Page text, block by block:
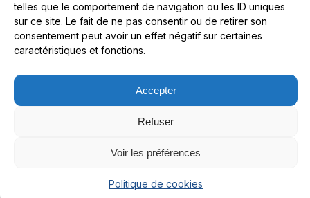
telles que le comportement de navigation ou les ID uniques
sur ce site. Le fait de ne pas consentir ou de retirer son
consentement peut avoir un effet négatif sur certaines
caractéristiques et fonctions.
Accepter
Refuser
Voir les préférences
Politique de cookies